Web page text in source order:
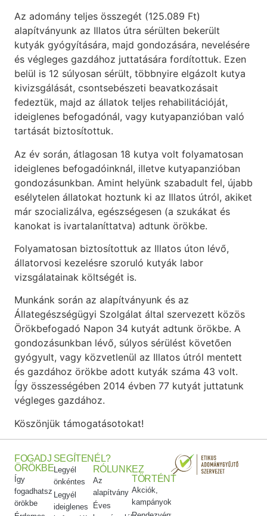
Az adomány teljes összegét (125.089 Ft)
alapítványunk az Illatos útra sérülten bekerült
kutyák gyógyítására, majd gondozására, nevelésére
és végleges gazdához juttatására fordítottuk. Ezen
belül is 12 súlyosan sérült, többnyire elgázolt kutya
kivizsgálását, csontsebészeti beavatkozásait
fedeztük, majd az állatok teljes rehabilitációját,
ideiglenes befogadónál, vagy kutyapanzióban való
tartását biztosítottuk.
Az év során, átlagosan 18 kutya volt folyamatosan
ideiglenes befogadóinknál, illetve kutyapanzióban
gondozásunkban. Amint helyünk szabadult fel, újabb
esélytelen állatokat hoztunk ki az Illatos útról, akiket
már szocializálva, egészségesen (a szukákat és
kanokat is ivartalaníttatva) adtunk örökbe.
Folyamatosan biztosítottuk az Illatos úton lévő,
állatorvosi kezelésre szoruló kutyák labor
vizsgálatainak költségét is.
Munkánk során az alapítványunk és az
Állategészségügyi Szolgálat által szervezett közös
Örökbefogadó Napon 34 kutyát adtunk örökbe. A
gondozásunkban lévő, súlyos sérülést követően
gyógyult, vagy közvetlenül az Illatos útról mentett
és gazdához örökbe adott kutyák száma 43 volt.
Így összességében 2014 évben 77 kutyát juttatunk
végleges gazdához.
Köszönjük támogatásotokat!
FOGADJ
ÖRÖKBE
Így
fogadhatsz
örökbe
SEGÍTENÉL?
Legyél
önkéntes
Legyél
ideiglenes
RÓLUNK
Az
alapítvány
Éves
EZ
TÖRTÉNT
Akciók,
kampányok